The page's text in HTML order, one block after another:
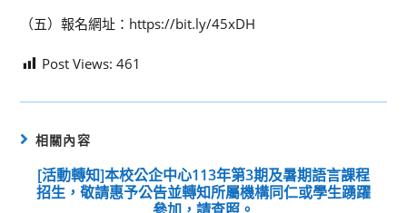
（五）報名網址：https://bit.ly/45xDH
Post Views: 461
相關內容
[活動轉知]本校公企中心113年第3期及暑期語言課程
招生，敬請惠予公告並轉知所屬機構同仁或學生踴躍